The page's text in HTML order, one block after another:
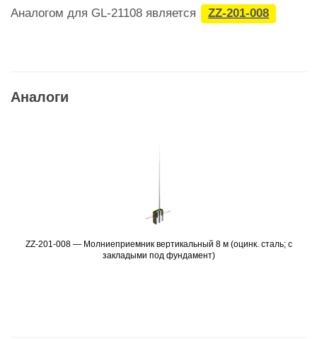
Аналогом для GL-21108 является ZZ-201-008
Аналоги
Подробнее
ZZ-201-008 — Молниеприемник вертикальный 8 м (оцинк. сталь; с
закладыми под фундамент)